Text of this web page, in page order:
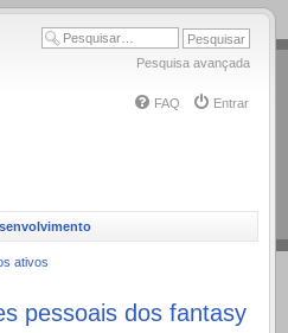
Pesquisa avançada
FAQ Entrar
ativos
pessoais dos fantasy